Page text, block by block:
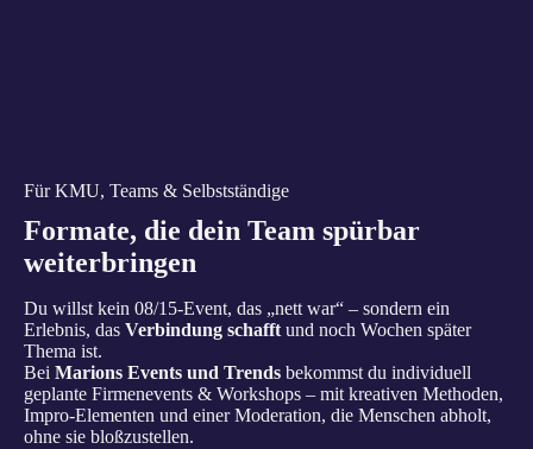
Für KMU, Teams & Selbstständige
Formate, die dein Team spürbar
weiterbringen
Du willst kein 08/15-Event, das „nett war“ – sondern ein
Erlebnis, das Verbindung schafft und noch Wochen später
Thema ist.
Bei Marions Events und Trends bekommst du individuell
geplante Firmenevents & Workshops – mit kreativen Methoden,
Impro-Elementen und einer Moderation, die Menschen abholt,
ohne sie bloßzustellen.